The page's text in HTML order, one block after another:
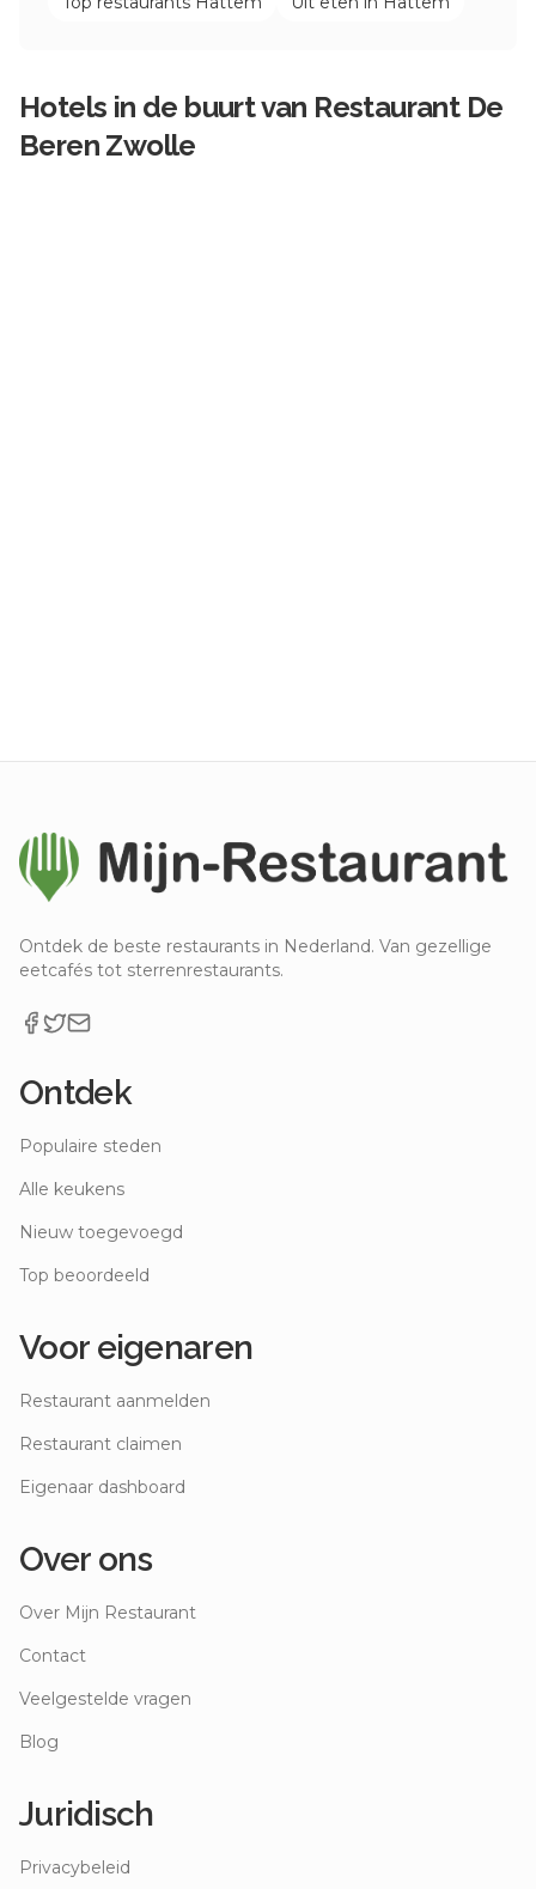
Hotels in de buurt van Restaurant De
Beren Zwolle
Ontdek de beste restaurants in Nederland. Van gezellige
eetcafés tot sterrenrestaurants.
Ontdek
Populaire steden
Alle keukens
Nieuw toegevoegd
Top beoordeeld
Voor eigenaren
Restaurant aanmelden
Restaurant claimen
Eigenaar dashboard
Over ons
Over Mijn Restaurant
Contact
Veelgestelde vragen
Blog
Juridisch
Privacybeleid